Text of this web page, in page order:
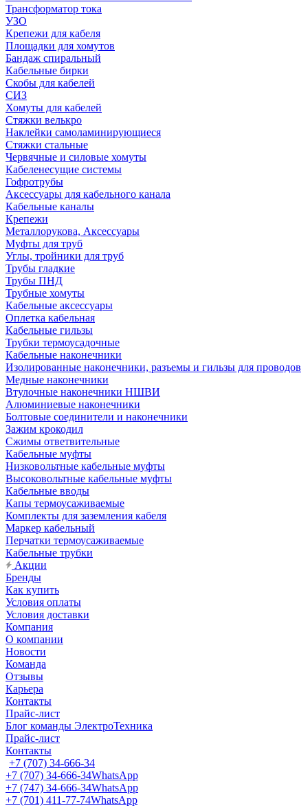
Трансформатор тока
УЗО
Крепежи для кабеля
Площадки для хомутов
Бандаж спиральный
Кабельные бирки
Cкобы для кабелей
СИЗ
Хомуты для кабелей
Стяжки велькро
Наклейки самоламинирующиеся
Стяжки стальные
Червячные и силовые хомуты
Кабеленесущие системы
Гофротрубы
Аксессуары для кабельного канала
Кабельные каналы
Крепежи
Металлорукова, Аксессуары
Муфты для труб
Углы, тройники для труб
Трубы гладкие
Трубы ПНД
Трубные хомуты
Кабельные аксессуары
Оплетка кабельная
Кабельные гильзы
Трубки термоусадочные
Кабельные наконечники
Изолированные наконечники, разъемы и гильзы для проводов
Медные наконечники
Втулочные наконечники НШВИ
Алюминиевые наконечники
Болтовые соединители и наконечники
Зажим крокодил
Сжимы ответвительные
Кабельные муфты
Низковольтные кабельные муфты
Высоковольтные кабельные муфты
Кабельные вводы
Капы термоусаживаемые
Комплекты для заземления кабеля
Маркер кабельный
Перчатки термоусаживаемые
Кабельные трубки
Акции
Бренды
Как купить
Условия оплаты
Условия доставки
Компания
О компании
Новости
Команда
Отзывы
Карьера
Контакты
Прайс-лист
Блог команды ЭлектроТехника
Прайс-лист
Контакты
+7 (707) 34-666-34
+7 (707) 34-666-34WhatsApp
+7 (747) 34-666-34WhatsApp
+7 (701) 411-77-74WhatsApp